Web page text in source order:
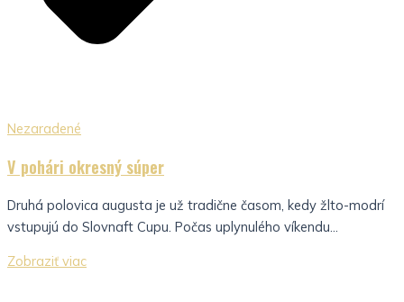
Nezaradené
V pohári okresný súper
Druhá polovica augusta je už tradične časom, kedy žlto-modrí
vstupujú do Slovnaft Cupu. Počas uplynulého víkendu...
Zobraziť viac